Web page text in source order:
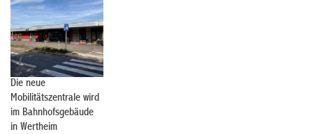
Die neue
Mobilitätszentrale wird
im Bahnhofsgebäude
in Wertheim